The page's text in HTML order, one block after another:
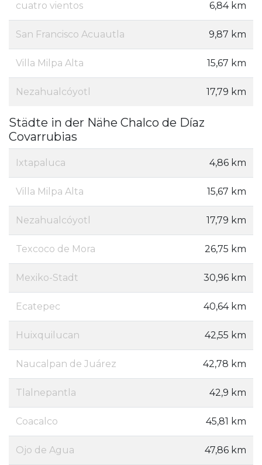
cuatro vientos 6,84 km
San Francisco Acuautla 9,87 km
Villa Milpa Alta 15,67 km
Nezahualcóyotl 17,79 km
Städte in der Nähe Chalco de Díaz
Covarrubias
Ixtapaluca 4,86 km
Villa Milpa Alta 15,67 km
Nezahualcóyotl 17,79 km
Texcoco de Mora 26,75 km
Mexiko-Stadt 30,96 km
Ecatepec 40,64 km
Huixquilucan 42,55 km
Naucalpan de Juárez 42,78 km
Tlalnepantla 42,9 km
Coacalco 45,81 km
Ojo de Agua 47,86 km